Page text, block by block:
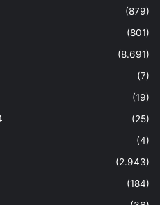
(879)
(801)
(8.691)
(7)
(19)
(25)
(4)
(2.943)
(184)